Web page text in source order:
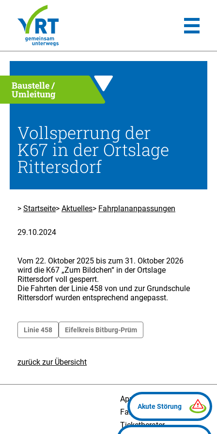
Baustelle /
Umleitung
Vollsperrung der
K67 in der Ortslage
Rittersdorf
Startseite Aktuelles Fahrplananpassungen
29.10.2024
Vom 22. Oktober 2025 bis zum 31. Oktober 2026
wird die K67 „Zum Bildchen“ in der Ortslage
Rittersdorf voll gesperrt.
Die Fahrten der Linie 458 von und zur Grundschule
Rittersdorf wurden entsprechend angepasst.
Linie 458 Eifelkreis Bitburg-Prüm
zurück zur Übersicht
App
Fahrplanauskunft
Ticketberater